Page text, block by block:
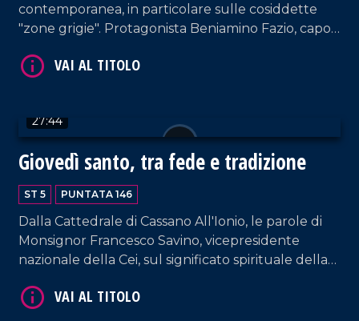
contemporanea, in particolare sulle cosiddette
"zone grigie". Protagonista Beniamino Fazio, capo
Catanzaro, figura di primo piano nell'azione di
Pedagogia dell'Antimafia all'Università della
Calabria. Conduzione di Pier Paolo Cambareri.
27:44
Giovedì santo, tra fede e tradizione
ST 5 PUNTATA 146
Dalla Cattedrale di Cassano All'Ionio, le parole di
Monsignor Francesco Savino, vicepresidente
nazionale della Cei, sul significato spirituale della
internazionale estremamente instabile a causa
VAI AL TITOLO
VAI AL TITOLO